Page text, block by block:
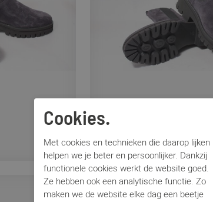
Cookies.
Met cookies en technieken die daarop lijken
helpen we je beter en persoonlijker. Dankzij
functionele cookies werkt de website goed.
Ze hebben ook een analytische functie. Zo
maken we de website elke dag een beetje